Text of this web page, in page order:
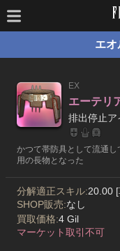
エオ
EX
エーテリ
排出停止ア
かつて帯防具として流通
用の長物となった
分解適正スキル:20.00
SHOP販売:なし
買取価格:4 Gil
マーケット取引不可